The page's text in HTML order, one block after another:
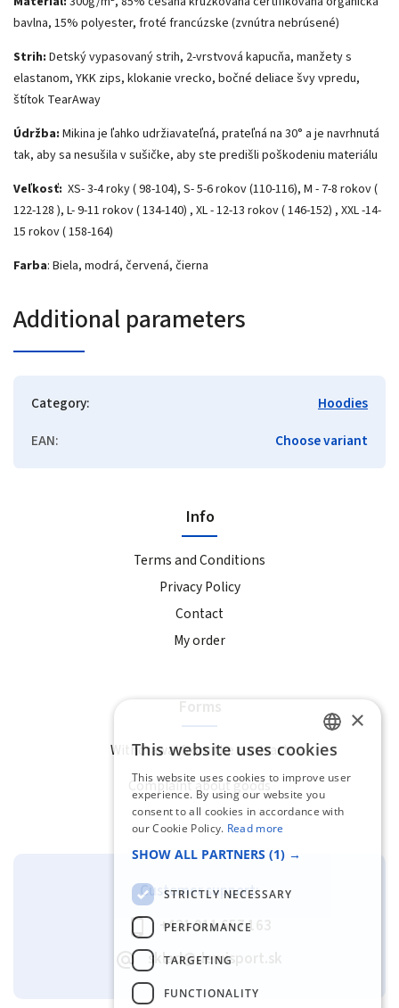
bavlna, 15% polyester, froté francúzske (zvnútra nebrúsené)
Strih: Detský vypasovaný strih, 2-vrstvová kapucňa, manžety s
elastanom, YKK zips, klokanie vrecko, bočné deliace švy vpredu,
štítok TearAway
Údržba: Mikina je ľahko udržiavateľná, prateľná na 30° a je navrhnutá
tak, aby sa nesušila v sušičke, aby ste predišli poškodeniu materiálu
Veľkosť: XS- 3-4 roky ( 98-104), S- 5-6 rokov (110-116), M - 7-8 rokov (
122-128 ), L- 9-11 rokov ( 134-140) , XL - 12-13 rokov ( 146-152) , XXL -14-
15 rokov ( 158-164)
Farba: Biela, modrá, červená, čierna
Additional parameters
Category:
Hoodies
EAN: Choose variant
Customer support:
+421 911 657 163
sklad@demisport.sk
Info
Terms and Conditions
Privacy Policy
Contact
My order
Forms
Withdrawal from the contract
Complaint about goods
SLOVAK
ENGLISH
×
This website uses cookies
This website uses cookies to improve user
experience. By using our website you
consent to all cookies in accordance with
our Cookie Policy. Read more
SHOW ALL PARTNERS (1) →
STRICTLY NECESSARY
PERFORMANCE
TARGETING
FUNCTIONALITY